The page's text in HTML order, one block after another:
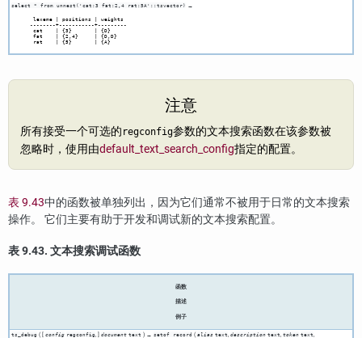
select * from unnest('cat:3 fat:2,4 rat:5A'::tsvector) →
lexeme | positions | weights
--------+-----------+---------
cat    | {3}       | {D}
fat    | {2,4}     | {D,D}
注意
所有接受一个可选的 regconfig参数的文本搜索函数在该参数被
忽略时，使用由default_text_search_config指定的配置。
表 9.43中的函数被单独列出，因为它们通常不被用于日常的文本搜索
操作。 它们主要有助于开发和调试新的文本搜索配置。
表 9.43. 文本搜索调试函数
函数
描述
例子
ts_debug ( [ config regconfig, ] document text ) → setof record ( alias text, description text, token text,